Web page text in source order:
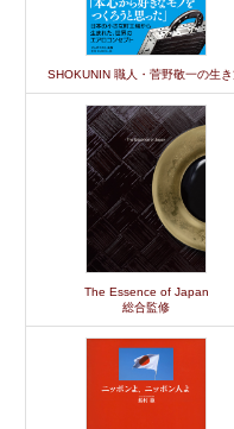
SHOKUNIN 職人・菅野敬一の生
The Essence of Japan
総合監修